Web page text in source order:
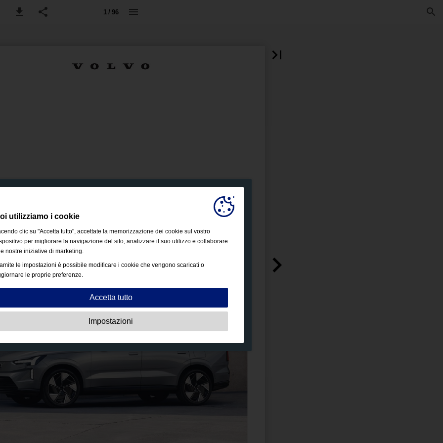
1 / 96
utilizziamo i cookie
clic su "Accetta tutto", accettate la memorizzazione dei cookie sul vostro
per migliorare la navigazione del sito, analizzare il suo utilizzo e collaborare
nostre iniziative di marketing.
le impostazioni è possibile modificare i cookie che vengono scaricati o
le proprie preferenze.
Accetta tutto
Questi cookie sono essenziali per abilitare funzionalità
di base come la navigazione, garantire l'accesso a contenuti protetti e
Prestazioni:Questi cookie ci consentono di contare le visite e conoscere le fonti di
traffico, nonché monitorare il modo in cui il sito viene utilizzato. Tali informazioni
sono utilizzate per migliorare le prestazioni. Tutte le informazioni raccolte sono
aggregate e dunque anonime.
Questi cookie consentono al sito web di fornire funzioni avanzate e
Impostazioni